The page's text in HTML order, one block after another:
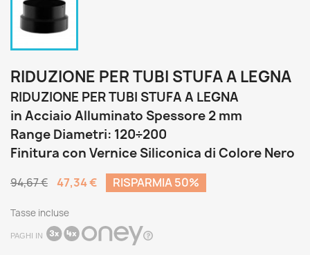
RIDUZIONE PER TUBI STUFA A LEGNA
RIDUZIONE PER TUBI STUFA A LEGNA
in Acciaio Alluminato Spessore 2 mm
Range Diametri: 120÷200
Finitura con Vernice Siliconica di Colore Nero
94,67 € 47,34 € RISPARMIA 50%
Tasse incluse
PAGHI IN